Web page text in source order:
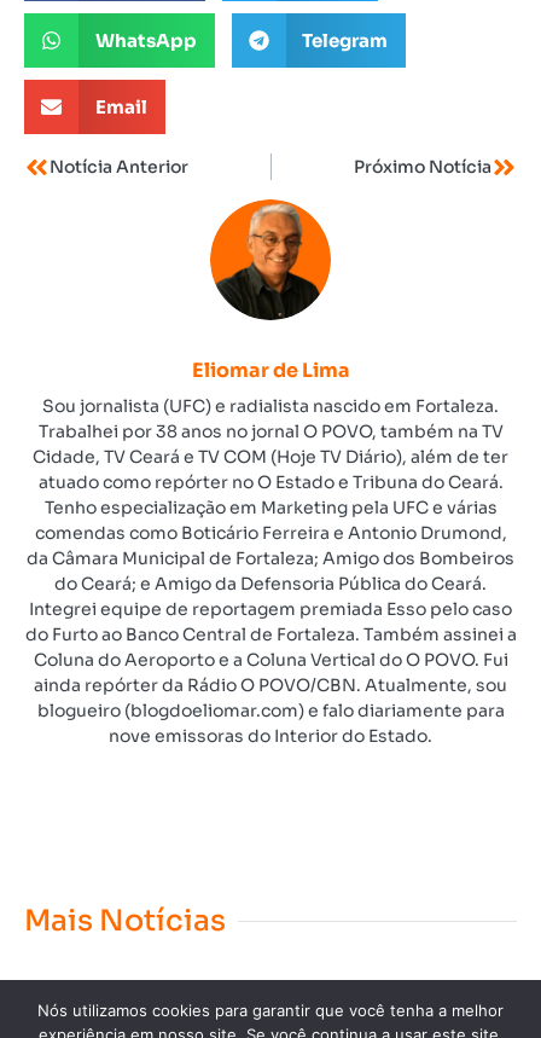
WhatsApp Telegram
Email
Notícia Anterior Próximo Notícia
Eliomar de Lima
Sou jornalista (UFC) e radialista nascido em Fortaleza.
Trabalhei por 38 anos no jornal O POVO, também na TV
Cidade, TV Ceará e TV COM (Hoje TV Diário), além de ter
atuado como repórter no O Estado e Tribuna do Ceará.
Tenho especialização em Marketing pela UFC e várias
comendas como Boticário Ferreira e Antonio Drumond,
da Câmara Municipal de Fortaleza; Amigo dos Bombeiros
do Ceará; e Amigo da Defensoria Pública do Ceará.
Integrei equipe de reportagem premiada Esso pelo caso
do Furto ao Banco Central de Fortaleza. Também assinei a
Coluna do Aeroporto e a Coluna Vertical do O POVO. Fui
ainda repórter da Rádio O POVO/CBN. Atualmente, sou
blogueiro (blogdoeliomar.com) e falo diariamente para
nove emissoras do Interior do Estado.
Mais Notícias
Nós utilizamos cookies para garantir que você tenha a melhor